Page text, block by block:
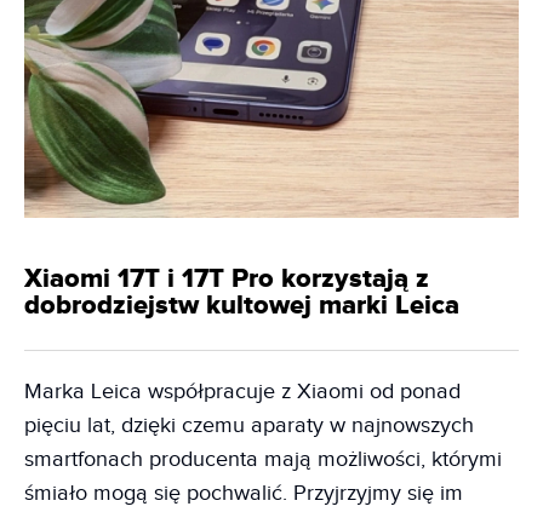
Xiaomi 17T i 17T Pro korzystają z
dobrodziejstw kultowej marki Leica
Marka Leica współpracuje z Xiaomi od ponad
pięciu lat, dzięki czemu aparaty w najnowszych
smartfonach producenta mają możliwości, którymi
śmiało mogą się pochwalić. Przyjrzyjmy się im